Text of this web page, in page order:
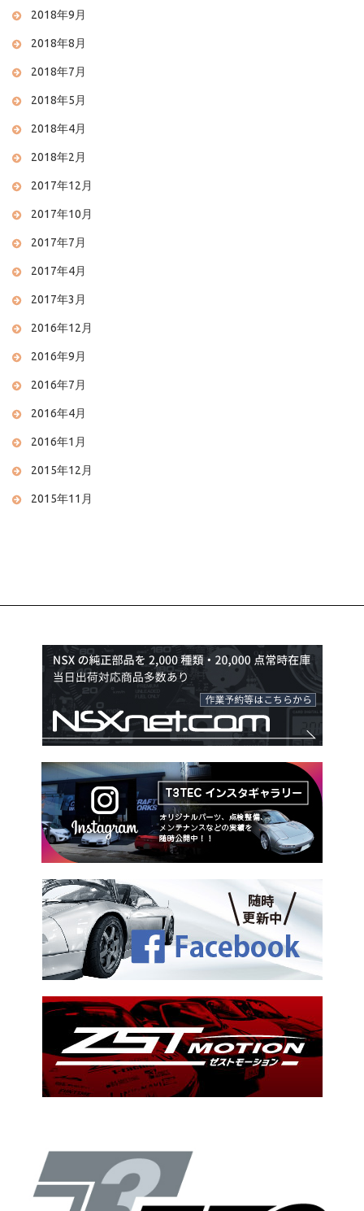
2018年9月
2018年8月
2018年7月
2018年5月
2018年4月
2018年2月
2017年12月
2017年10月
2017年7月
2017年4月
2017年3月
2016年12月
2016年9月
2016年7月
2016年4月
2016年1月
2015年12月
2015年11月